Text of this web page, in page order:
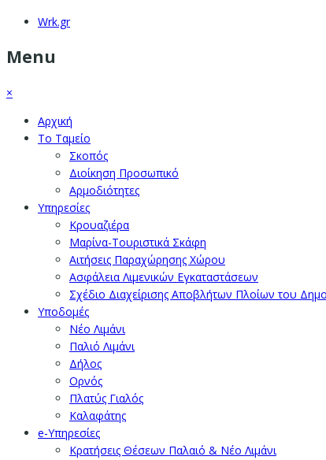
Wrk.gr
Menu
×
Αρχική
Το Ταμείο
Σκοπός
Διοίκηση Προσωπικό
Αρμοδιότητες
Υπηρεσίες
Κρουαζιέρα
Μαρίνα-Τουριστικά Σκάφη
Αιτήσεις Παραχώρησης Χώρου
Ασφάλεια Λιμενικών Εγκαταστάσεων
Σχέδιο Διαχείρισης Αποβλήτων Πλοίων του
Υποδομές
Νέο Λιμάνι
Παλιό Λιμάνι
Δήλος
Ορνός
Πλατύς Γιαλός
Καλαφάτης
e-Υπηρεσίες
Κρατήσεις Θέσεων Παλαιό & Νέο Λιμάνι